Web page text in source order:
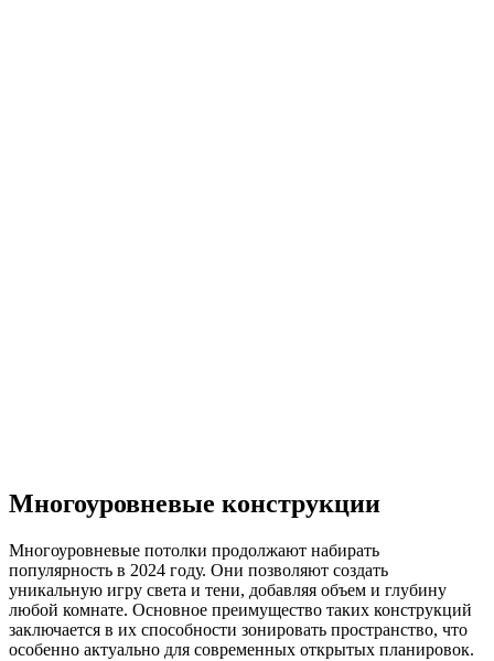
Многоуровневые конструкции
Многоуровневые потолки продолжают набирать
популярность в 2024 году. Они позволяют создать
уникальную игру света и тени, добавляя объем и глубину
любой комнате. Основное преимущество таких конструкций
заключается в их способности зонировать пространство, что
особенно актуально для современных открытых планировок.